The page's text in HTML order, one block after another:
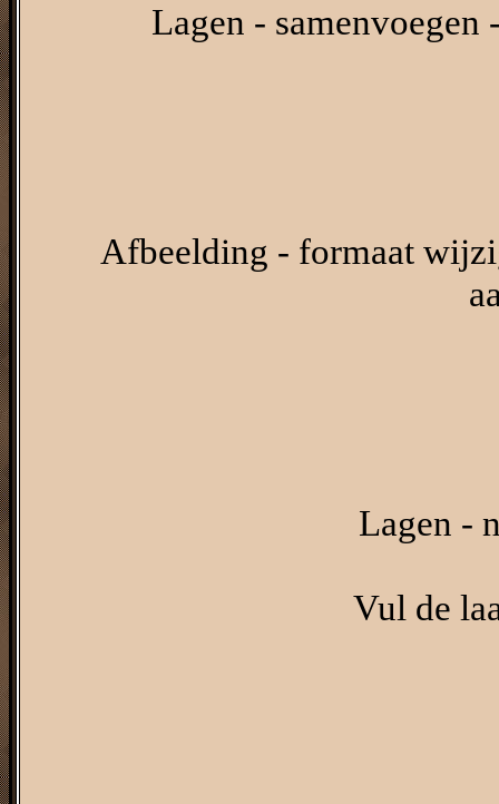
Lagen - samenvoegen
Afbeelding - formaat
Lagen -
Vul de